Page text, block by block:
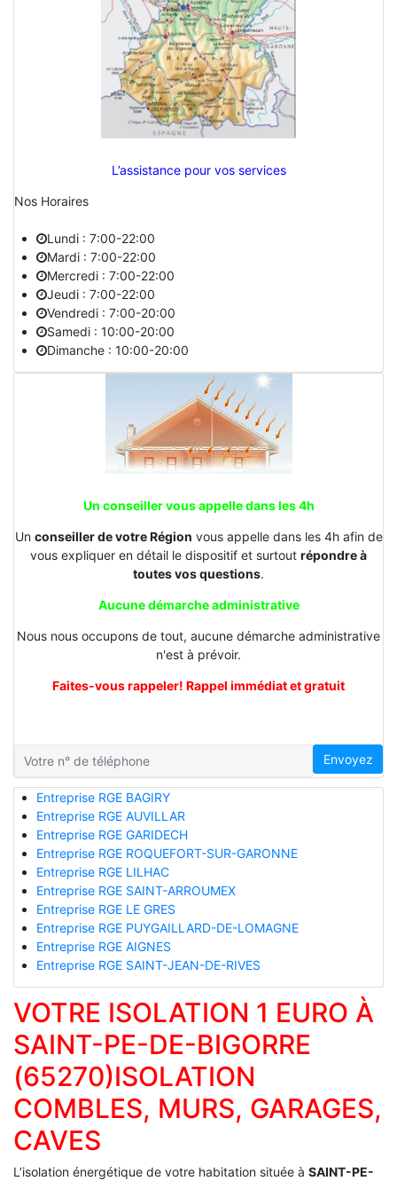
L’assistance pour vos services
Nos Horaires
Lundi : 7:00-22:00
Mardi : 7:00-22:00
Mercredi : 7:00-22:00
Jeudi : 7:00-22:00
Vendredi : 7:00-20:00
Samedi : 10:00-20:00
Dimanche : 10:00-20:00
Un conseiller vous appelle dans les 4h
Un conseiller de votre Région vous appelle dans les 4h afin de
vous expliquer en détail le dispositif et surtout répondre à
toutes vos questions.
Aucune démarche administrative
Nous nous occupons de tout, aucune démarche administrative
n'est à prévoir.
Faites-vous rappeler! Rappel immédiat et gratuit
Envoyez
Entreprise RGE BAGIRY
Entreprise RGE AUVILLAR
Entreprise RGE GARIDECH
Entreprise RGE ROQUEFORT-SUR-GARONNE
Entreprise RGE LILHAC
Entreprise RGE SAINT-ARROUMEX
Entreprise RGE LE GRES
Entreprise RGE PUYGAILLARD-DE-LOMAGNE
Entreprise RGE AIGNES
Entreprise RGE SAINT-JEAN-DE-RIVES
VOTRE ISOLATION 1 EURO À
SAINT-PE-DE-BIGORRE
(65270)ISOLATION
COMBLES, MURS, GARAGES,
CAVES
L’isolation énergétique de votre habitation située à SAINT-PE-